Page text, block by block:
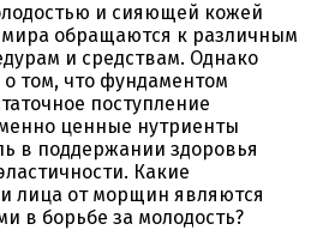
и сияющей кожей
обращаются к различным
и средствам. Однако
о том, что фундаментом
поступление
ценные нутриенты
в поддержании здоровья
Какие
лица от морщин являются
в борьбе за молодость?